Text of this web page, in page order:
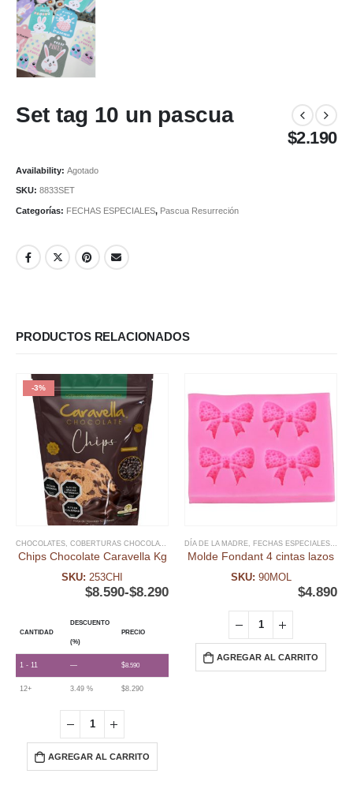
Set tag 10 un pascua
$2.190
Availability: Agotado
SKU: 8833SET
Categorías: FECHAS ESPECIALES, Pascua Resurreción
PRODUCTOS RELACIONADOS
-3%
CHOCOLATES COBERTURAS CHOCOLATE FECHAS ESPECIALES ,NAVIDAD,PAN DE PASCUA
Chips Chocolate Caravella Kg
SKU: 253CHI
$8.290
-
$8.590
CANTIDAD
DESCUENTO
(%)
PRECIO
1 - 11 — $8.590
12+ 3.49 % $8.290
AGREGAR AL CARRITO
DÍA DE LA MADRE FECHAS ESPECIALES
Molde Fondant 4 cintas lazos
SKU: 90MOL
$4.890
AGREGAR AL CARRITO